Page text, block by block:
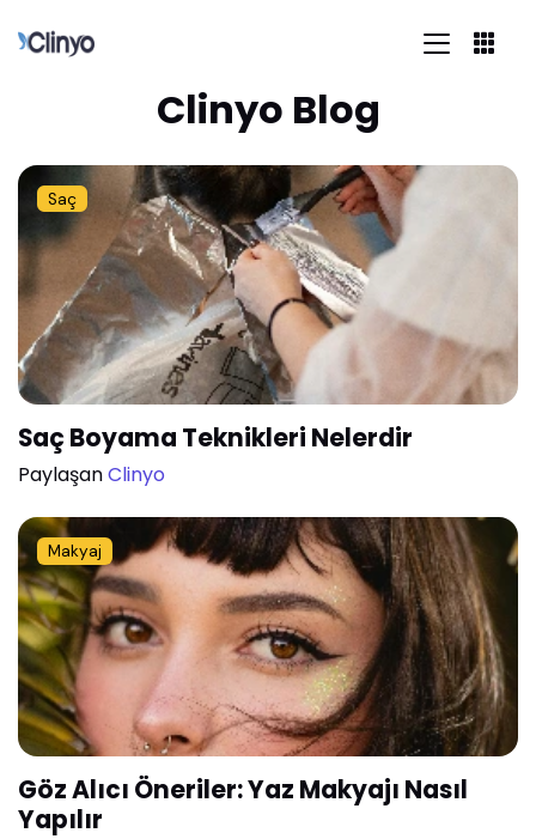
Clinyo Blog
Saç
Saç Boyama Teknikleri Nelerdir
PaylaşanClinyo
Makyaj
Göz Alıcı Öneriler: Yaz Makyajı Nasıl
Yapılır